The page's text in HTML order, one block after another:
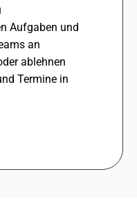
Aufgaben und
an
ableh­nen
Termine in